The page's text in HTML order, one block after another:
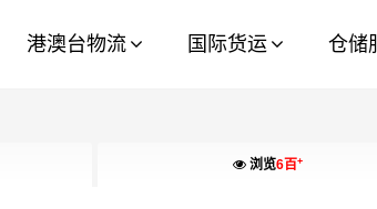
港澳台物流 国际货运 仓储
浏览6百+